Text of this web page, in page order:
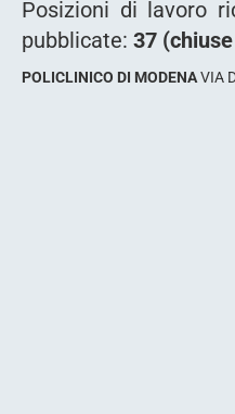
Posizioni di lavoro
pubblicate: 37
POLICLINICO DI MODENAVIA